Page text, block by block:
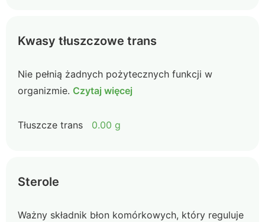
Kwasy tłuszczowe trans
Nie pełnią żadnych pożytecznych funkcji w
organizmie. Czytaj więcej
Tłuszcze trans 0.00 g
Sterole
Ważny składnik błon komórkowych, który reguluje